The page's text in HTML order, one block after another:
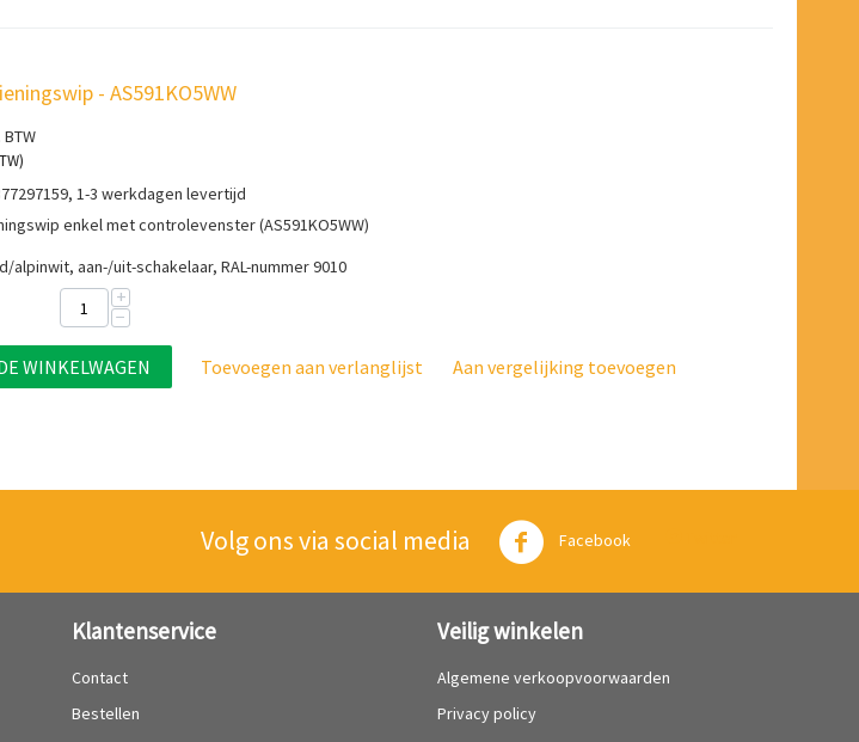
- AS591KO5WW
1-3 werkdagen levertijd
enkel met controlevenster (AS591KO5WW)
alpinwit, aan-/uit-schakelaar, RAL-nummer 9010
+
−
WINKELWAGEN Toevoegen aan verlanglijst Aan vergelijking toevoegen
Volg ons via social media Facebook
Klantenservice
Contact
Bestellen
Veilig winkelen
Algemene verkoopvoorwaarden
Privacy policy